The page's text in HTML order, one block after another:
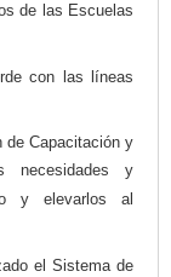
de las Escuelas
con las líneas
de Capacitación y
necesidades y
y elevarlos al
el Sistema de